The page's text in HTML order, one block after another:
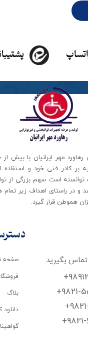
بگیرید
+9821-
بر کادر فنی خود و استفاده
است سهم بزرگی از
در راستای اهداف زیر تمام
هموطن قرار گیرد​​​​​​​.
صفحه
بلاگ
دانلود